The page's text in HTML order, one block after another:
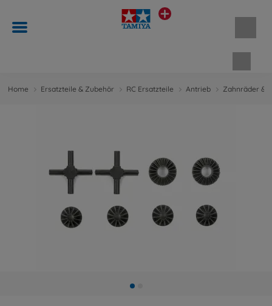
Home Ersatzteile & Zubehör RC Ersatzteile Antrieb Zahnräder &